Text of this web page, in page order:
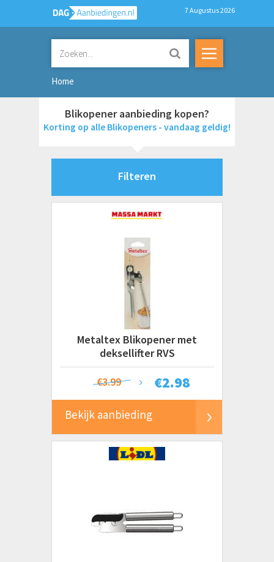
7 Augustus 2026
Home
Blikopener aanbieding kopen?
Korting op alle Blikopeners - vandaag geldig!
Filteren
€ 5 tot € 10
€ 10 tot € 20+
Metaltex Blikopener met
deksellifter RVS
€2.98
€3.99
Bekijk aanbieding